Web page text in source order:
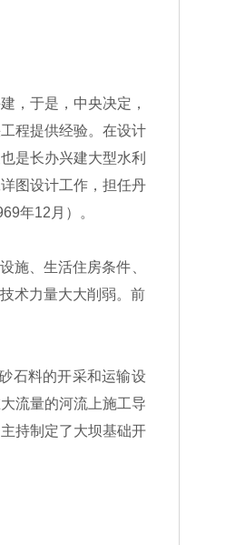
于是，中央决定，
程提供经验。在设计
是长办兴建大型水利
图设计工作，担任丹
年12月）。
、生活住房条件、
术力量大大削弱。前
石料的开采和运输设
流量的河流上施工导
持制定了大坝基础开